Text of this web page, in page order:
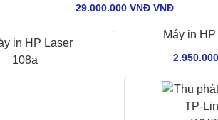
29.000.000 VNĐ VNÐ
Máy in